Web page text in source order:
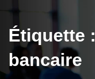
Étiquette :
bancaire